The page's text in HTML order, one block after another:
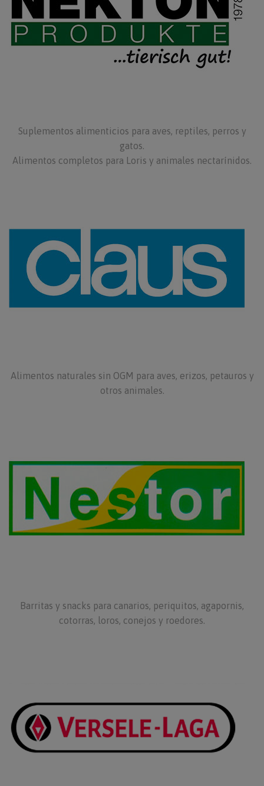
Suplementos alimenticios para aves, reptiles, perros y
gatos.
Alimentos completos para Loris y animales nectarínidos.
Alimentos naturales sin OGM para aves, erizos, petauros y
otros animales.
Barritas y snacks para canarios, periquitos, agapornis,
cotorras, loros, conejos y roedores.